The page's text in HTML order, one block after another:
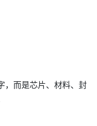
，而是芯片、材料、封